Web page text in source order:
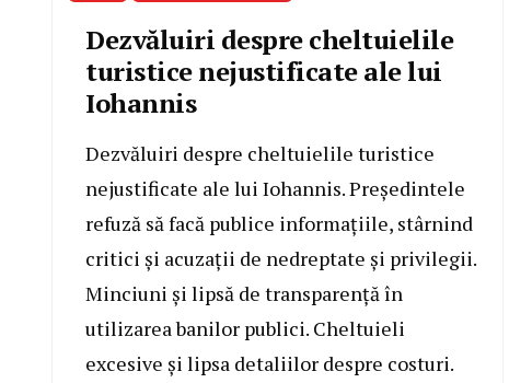
Dezvăluiri despre cheltuielile
turistice nejustificate ale lui
Iohannis
Dezvăluiri despre cheltuielile turistice
nejustificate ale lui Iohannis. Președintele
refuză să facă publice informațiile, stârnind
critici și acuzații de nedreptate și privilegii.
Minciuni și lipsă de transparență în
utilizarea banilor publici. Cheltuieli
excesive și lipsa detaliilor despre costuri.